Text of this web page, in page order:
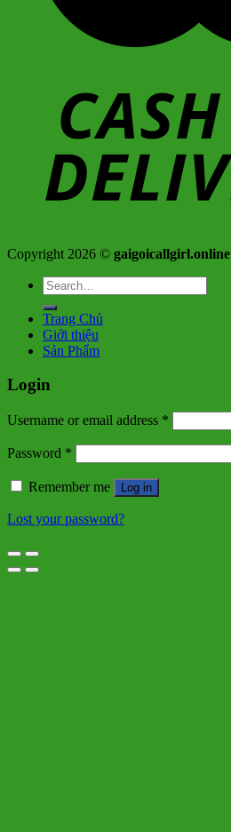
Copyright 2026 © gaigoicallgirl.online
Search
for:
Trang Chủ
Giới thiệu
Sản Phẩm
Login
Username or email address *
Password *
Remember me Log in
Lost your password?